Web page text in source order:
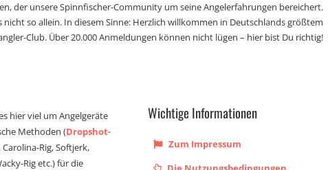
der unsere Spinnfischer-Community um seine Angelerfahrungen bereichert.
nicht so allein. In diesem Sinne: Herzlich willkommen in Deutschlands größtem
Club. Über 20.000 Anmeldungen können nicht lügen – hier bist Du richtig!
hier viel um Angelgeräte
Methoden (Dropshot-
Carolina-Rig, Softjerk,
Rig etc.) für die
Wichtige Informationen
Zum Impressum